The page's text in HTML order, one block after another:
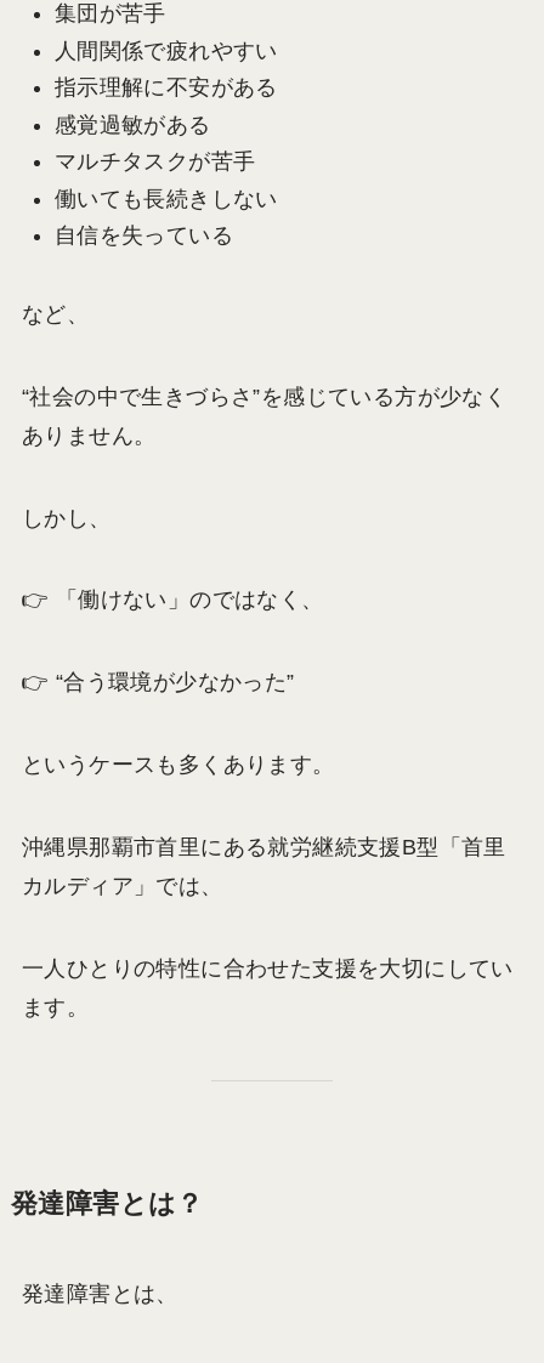
集団が苦手
人間関係で疲れやすい
指示理解に不安がある
感覚過敏がある
マルチタスクが苦手
働いても長続きしない
自信を失っている
など、
“社会の中で生きづらさ”を感じている方が少なく
ありません。
しかし、
👉 「働けない」のではなく、
👉 “合う環境が少なかった”
というケースも多くあります。
沖縄県那覇市首里にある就労継続支援B型「首里
カルディア」では、
一人ひとりの特性に合わせた支援を大切にしてい
ます。
発達障害とは？
発達障害とは、